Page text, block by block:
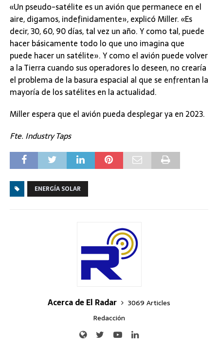
«Un pseudo-satélite es un avión que permanece en el
aire, digamos, indefinidamente», explicó Miller. «Es
decir, 30, 60, 90 días, tal vez un año. Y como tal, puede
hacer básicamente todo lo que uno imagina que
puede hacer un satélite». Y como el avión puede volver
a la Tierra cuando sus operadores lo deseen, no crearía
el problema de la basura espacial al que se enfrentan la
mayoría de los satélites en la actualidad.
Miller espera que el avión pueda desplegar ya en 2023.
Fte. Industry Taps
ENERGÍA SOLAR
Acerca de El Radar
3069 Articles
Redacción